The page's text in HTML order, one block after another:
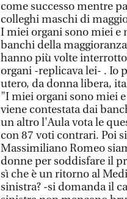
come successo mentre
colleghi maschi di
I miei organi sono miei e
banchi della
hanno più volte
organi -replicava lei- . Io
utero, da donna libera,
"I miei organi sono miei
viene contestata dai
un altro l'Aula vota le
con 87 voti contrari. Poi
Massimiliano Romeo
donne per soddisfare il
sì che è un ritorno al
sinistra? -si domanda il